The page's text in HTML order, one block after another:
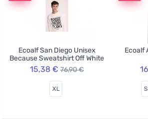
Ecoalf San Diego Unisex
Because Sweatshirt Off White
15,38 € 76,90 €
XL
Ecoalf
S